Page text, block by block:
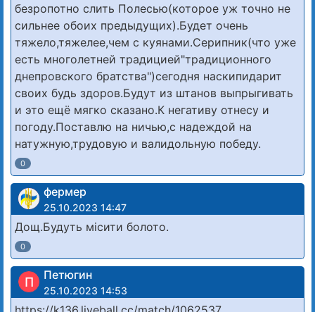
безропотно слить Полесью(которое уж точно не
сильнее обоих предыдущих).Будет очень
тяжело,тяжелее,чем с куянами.Серипник(что уже
есть многолетней традицией"традиционного
днепровского братства")сегодня наскипидарит
своих будь здоров.Будут из штанов выпрыгивать
и это ещё мягко сказано.К негативу отнесу и
погоду.Поставлю на ничью,с надеждой на
натужную,трудовую и валидольную победу.
0
фермер
25.10.2023 14:47
Дощ.Будуть місити болото.
0
П Петюгин
25.10.2023 14:53